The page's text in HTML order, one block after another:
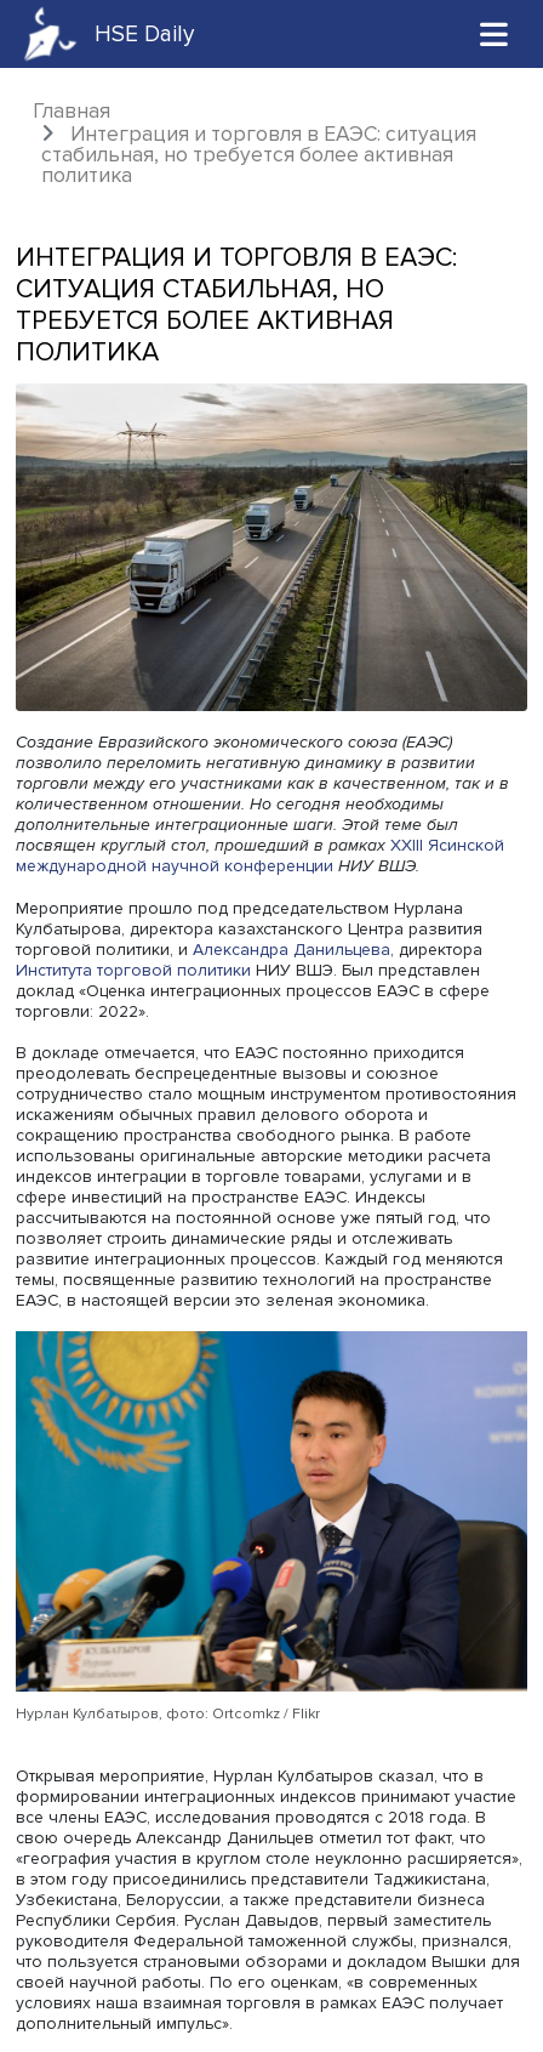
HSE Daily
Главная
Интеграция и торговля в ЕАЭС:
стабильная, но требуется более активная
ИНТЕГРАЦИЯ И ТОРГОВЛЯ В ЕАЭС:
СИТУАЦИЯ СТАБИЛЬНАЯ, НО
ТРЕБУЕТСЯ БОЛЕЕ АКТИВНАЯ
ПОЛИТИКА
Создание Евразийского экономического союза (ЕАЭС)
позволило переломить негативную динамику в
торговли между его участниками как в качественном,
количественном отношении. Но сегодня необходимы
дополнительные интеграционные шаги. Этой теме был
посвящен круглый стол, прошедший в рамкахXXIII
международной научной конференцииНИУ ВШЭ.
Мероприятие прошло под председательством Нурлана
Кулбатырова, директора казахстанского Центра
торговой политики, иАлександра Данильцева,
Института торговой политикиНИУ ВШЭ. Был
доклад «Оценка интеграционных процессов ЕАЭС в
торговли: 2022».
В докладе отмечается, что ЕАЭС постоянно приходится
преодолевать беспрецедентные вызовы и союзное
сотрудничество стало мощным инструментом
искажениям обычных правил делового оборота и
сокращению пространства свободного рынка. В работе
использованы оригинальные авторские методики
индексов интеграции в торговле товарами, услугами и в
сфере инвестиций на пространстве ЕАЭС. Индексы
рассчитываются на постоянной основе уже пятый год,
позволяет строить динамические ряды и отслеживать
развитие интеграционных процессов. Каждый год
темы, посвященные развитию технологий на
ЕАЭС, в настоящей версии это зеленая экономика.
Нурлан Кулбатыров, фото: Ortcomkz / Flikr